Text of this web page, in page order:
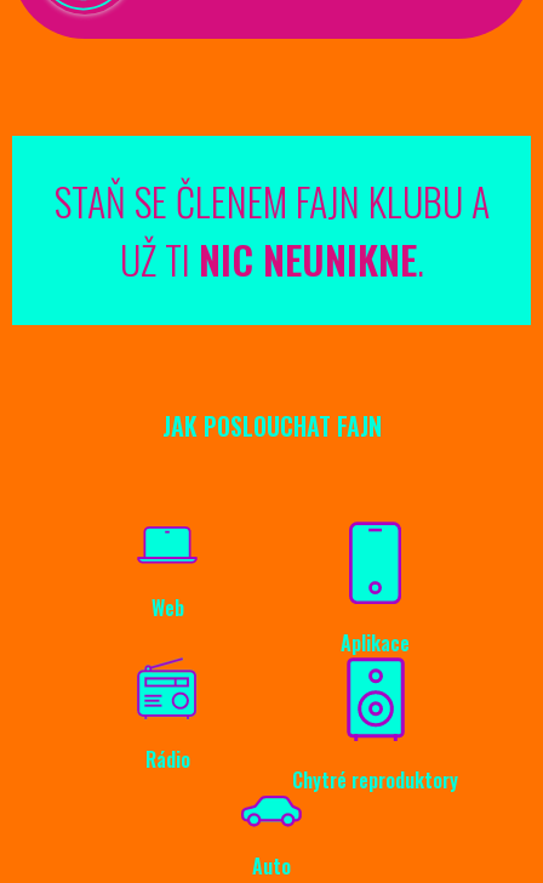
STAŇ SE ČLENEM FAJN KLUBU A
UŽ TI NIC NEUNIKNE.
JAK POSLOUCHAT FAJN
Web
Aplikace
Rádio
Chytré reproduktory
Auto